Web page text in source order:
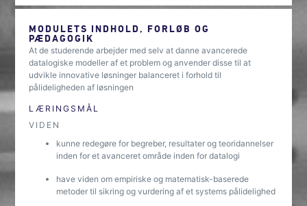
MODULETS INDHOLD, FORLØB OG
PÆDAGOGIK
At de studerende arbejder med selv at danne avancerede
datalogiske modeller af et problem og anvender disse til at
udvikle innovative løsninger balanceret i forhold til
pålideligheden af løsningen
LÆRINGSMÅL
VIDEN
kunne redegøre for begreber, resultater og teoridannelser
inden for et avanceret område inden for datalogi
have viden om empiriske og matematisk-baserede
metoder til sikring og vurdering af et systems pålidelighed